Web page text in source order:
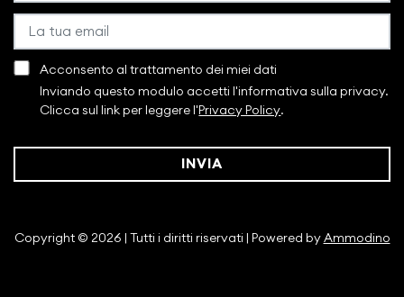
Acconsento al trattamento dei miei dati
Inviando questo modulo accetti l'informativa sulla privacy.
Clicca sul link per leggere l'Privacy Policy.
INVIA
Copyright © 2026 | Tutti i diritti riservati | Powered byAmmodino